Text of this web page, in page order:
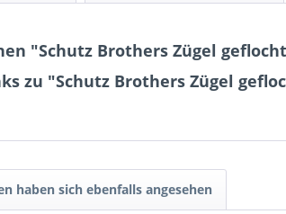
"Schutz Brothers Zügel
zu "Schutz Brothers Zügel
haben sich ebenfalls angesehen